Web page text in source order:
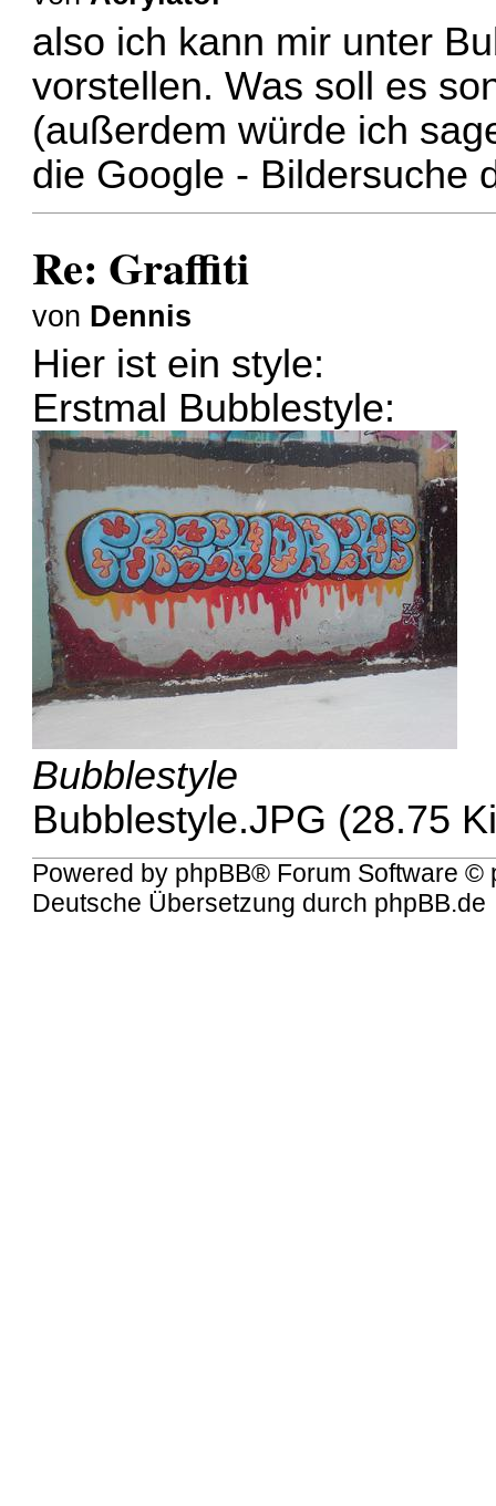
also ich kann mir unter
vorstellen. Was soll es
(außerdem würde ich
die Google - Bildersuche
Re: Graffiti
von Dennis
Hier ist ein style:
Erstmal Bubblestyle:
Bubblestyle
Bubblestyle.JPG (28.75
Powered by phpBB® Forum Software ©
Deutsche Übersetzung durch phpBB.de